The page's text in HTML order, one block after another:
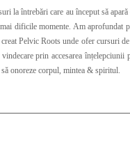
la întrebări care au început să
dificile momente. Am aprofundat
de sănătate feminină & consiliere pentru echilibru hormonal. Clasele
prin accesarea
& mantre car să onoreze corpul, mintea & spiritul.